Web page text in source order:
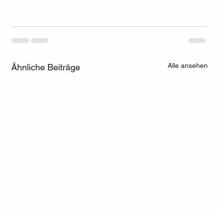
Ähnliche Beiträge Alle ansehen